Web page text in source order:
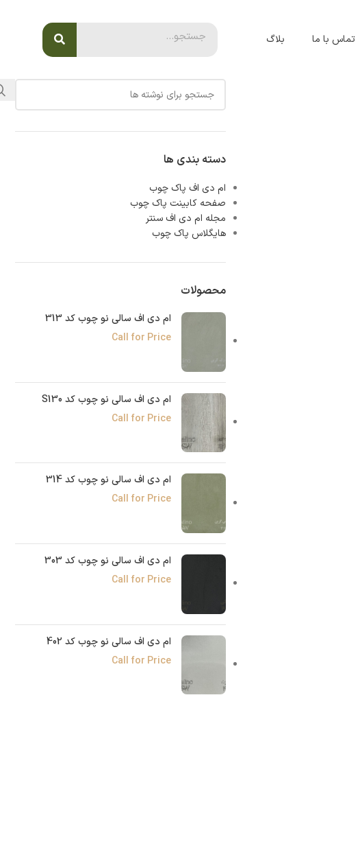
تماس با ما بلاگ
دسته بندی ها
ام دی اف پاک چوب
صفحه کابینت پاک چوب
مجله ام دی اف سنتر
هایگلاس پاک چوب
محصولات
ام دی اف سالی نو چوب کد 313
Call for Price
ام دی اف سالی نو چوب کد S130
Call for Price
ام دی اف سالی نو چوب کد 314
Call for Price
ام دی اف سالی نو چوب کد 303
Call for Price
ام دی اف سالی نو چوب کد 402
Call for Price